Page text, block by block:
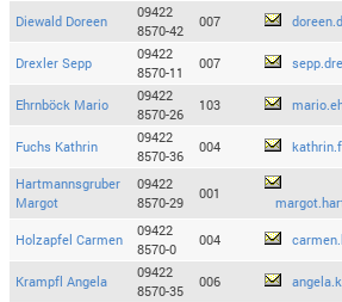
Diewald Doreen
09422
8570-42
007
Drexler Sepp
09422
8570-11
007
Ehrnböck Mario
09422
8570-26
103
Fuchs Kathrin
09422
8570-36
004
Hartmannsgruber
Margot
09422
8570-29
001
Holzapfel Carmen
09422
8570-0
004
Krampfl Angela
09422
8570-35
006